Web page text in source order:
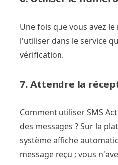
Une fois que vous avez
l'utiliser dans le service
vérification.
7. Attendre la
Comment utiliser SMS
des messages ? Sur la
système affiche
message reçu ; vous